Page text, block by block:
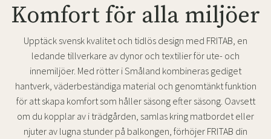
Komfort för alla miljöer
Upptäck svensk kvalitet och tidlös design med FRITAB, en
ledande tillverkare av dynor och textilier för ute- och
innemiljöer. Med rötter i Småland kombineras gediget
hantverk, väderbeständiga material och genomtänkt funktion
för att skapa komfort som håller säsong efter säsong. Oavsett
om du kopplar av i trädgården, samlas kring matbordet eller
njuter av lugna stunder på balkongen, förhöjer FRITAB din